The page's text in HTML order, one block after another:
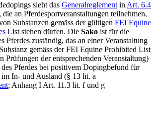
sieht das Generalreglement in Art. 6.4
die an Pferdesportveranstaltungen teilnehmen,
Substanzen gemäss der gültigen FEI Equine
List stehen dürfen. Die Sako ist für die
Pferdes zuständig, das an einer Veranstaltung
gemäss der FEI Equine Prohibited List
Prüfungen der entsprechenden Veranstaltung)
Pferdes bei positivem Dopingbefund für
im In- und Ausland (§ 13 lit. a
; Anhang I Art. 11.3 lit. f und g